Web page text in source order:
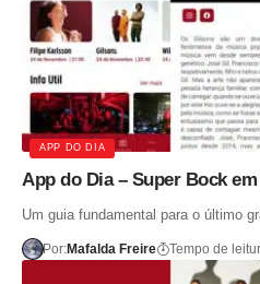
APP DO DIA
App do Dia – Super Bock
Um guia fundamental para o último
Por:Mafalda Freire Tempo de